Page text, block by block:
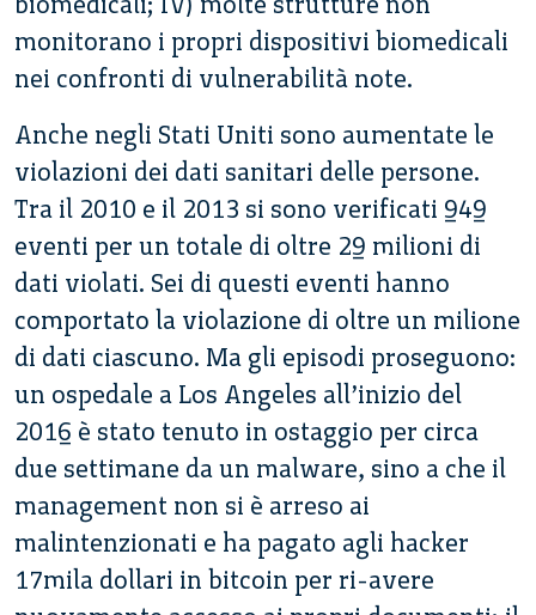
monitorano i propri dispositivi biomedicali
nei confronti di vulnerabilità note.
Anche negli Stati Uniti sono aumentate le
violazioni dei dati sanitari delle persone.
Tra il 2010 e il 2013 si sono verificati 949
eventi per un totale di oltre 29 milioni di
dati violati. Sei di questi eventi hanno
comportato la violazione di oltre un milione
di dati ciascuno. Ma gli episodi proseguono:
un ospedale a Los Angeles all’inizio del
2016 è stato tenuto in ostaggio per circa
due settimane da un malware, sino a che il
management non si è arreso ai
malintenzionati e ha pagato agli hacker
17mila dollari in bitcoin per ri-avere